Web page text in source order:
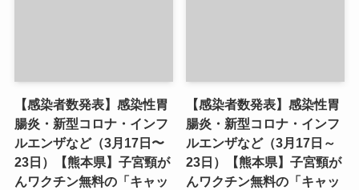
【感染者数発表】感染性胃
腸炎・新型コロナ・インフ
ルエンザなど（3月17日〜
23日）【熊本県】子宮頸が
んワクチン無料の「キャッ
【感染者数発表】感染性胃
腸炎・新型コロナ・インフ
ルエンザなど（3月17日～
23日）【熊本県】子宮頸が
んワクチン無料の「キャッ